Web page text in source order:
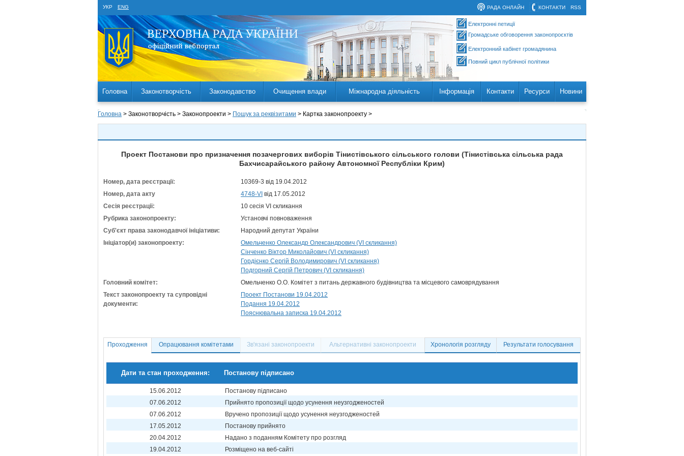
УКР ENG RSS
КОНТАКТИ
РАДА ОНЛАЙН
Електронні петиції
Громадське обговорення законопроєктів
Електронний кабінет громадянина
Повний цикл публічної політики
Головна Законотворчість Законодавство Очищення влади Міжнародна діяльність Інформація Контакти Ресурси Новини
Головна > Законотворчість > Законопроекти > Пошук за реквізитами > Картка законопроекту >
Проект Постанови про призначення позачергових виборів Тінистівського сільського голови (Тінистівська сільська рада
Бахчисарайського району Автономної Республіки Крим)
Номер, дата реєстрації:
10369-3 від 19.04.2012
Номер, дата акту
4748-VI від 17.05.2012
Сесія реєстрації:
10 сесія VI скликання
Рубрика законопроекту:
Установчі повноваження
Суб'єкт права законодавчої ініціативи:
Народний депутат України
Ініціатор(и) законопроекту:
Омельченко Олександр Олександрович (VI скликання)
Сінченко Віктор Миколайович (VI скликання)
Гордієнко Сергій Володимирович (VI скликання)
Подгорний Сергій Петрович (VI скликання)
Головний комітет:
Омельченко О.О. Комітет з питань державного будівництва та місцевого самоврядування
Текст законопроекту та супровідні
документи:
Проект Постанови 19.04.2012
Подання 19.04.2012
Пояснювальна записка 19.04.2012
Проходження Опрацювання комітетами Зв'язані законопроекти Альтернативні законопроекти Хронологія розгляду Результати голосування
Дати та стан проходження: Постанову підписано
15.06.2012
Постанову підписано
07.06.2012
Прийнято пропозиції щодо усунення неузгодженостей
07.06.2012
Вручено пропозиції щодо усунення неузгодженостей
17.05.2012
Постанову прийнято
20.04.2012
Надано з поданням Комітету про розгляд
19.04.2012
Розміщено на веб-сайті